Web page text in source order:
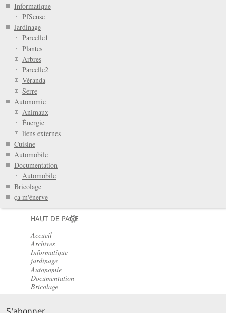
Informatique
PfSense
Jardinage
Parcelle1
Plantes
Arbres
Parcelle2
Véranda
Serre
Autonomie
Animaux
Énergie
liens externes
Cuisine
Automobile
Documentation
Automobile
Bricolage
ça m'énerve
HAUT DE PAGE
Accueil
Archives
Informatique
jardinage
Autonomie
Documentation
Bricolage